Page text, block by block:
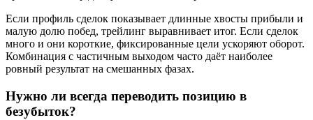
Если профиль сделок показывает длинные хвосты прибыли и
малую долю побед, трейлинг выравнивает итог. Если сделок
много и они короткие, фиксированные цели ускоряют оборот.
Комбинация с частичным выходом часто даёт наиболее
ровный результат на смешанных фазах.
Нужно ли всегда переводить позицию в
безубыток?